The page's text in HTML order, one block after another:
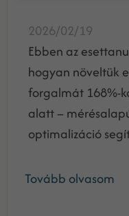
2026/02/19
Ebben az
hogyan növeltük
forgalmát 168%-
alatt –
optimalizáció
Tovább olvasom